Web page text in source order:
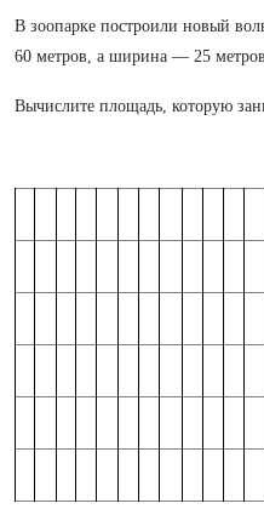
В зоопарке построили новый
60 метров, а ширина — 25
Вычислите площадь, которую